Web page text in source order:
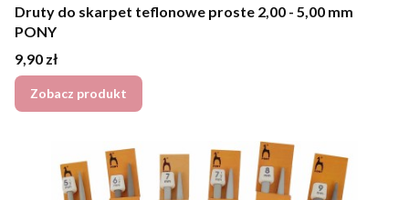
Druty do skarpet teflonowe proste 2,00 - 5,00 mm
PONY
Cena
9,90 zł
Zobacz produkt